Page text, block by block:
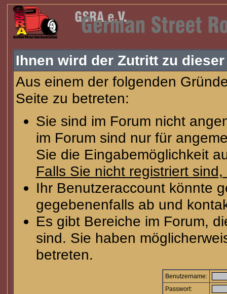
Ihnen wird der Zutritt zu
Aus einem der folgenden
Seite zu betreten:
Sie sind im Forum nicht
im Forum sind nur für
Sie die Eingabemöglichkeit
Falls Sie nicht registriert
Ihr Benutzeraccount könnte
gegebenenfalls ab und
Es gibt Bereiche im Forum,
sind. Sie haben
betreten.
Benutzername:
Passwort: